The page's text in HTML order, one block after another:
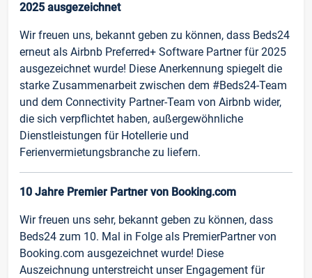
2025 ausgezeichnet
Wir freuen uns, bekannt geben zu können, dass Beds24
erneut als Airbnb Preferred+ Software Partner für 2025
ausgezeichnet wurde! Diese Anerkennung spiegelt die
starke Zusammenarbeit zwischen dem #Beds24-Team
und dem Connectivity Partner-Team von Airbnb wider,
die sich verpflichtet haben, außergewöhnliche
Dienstleistungen für Hotellerie und
Ferienvermietungsbranche zu liefern.
10 Jahre Premier Partner von Booking.com
Wir freuen uns sehr, bekannt geben zu können, dass
Beds24 zum 10. Mal in Folge als PremierPartner von
Booking.com ausgezeichnet wurde! Diese
Auszeichnung unterstreicht unser Engagement für